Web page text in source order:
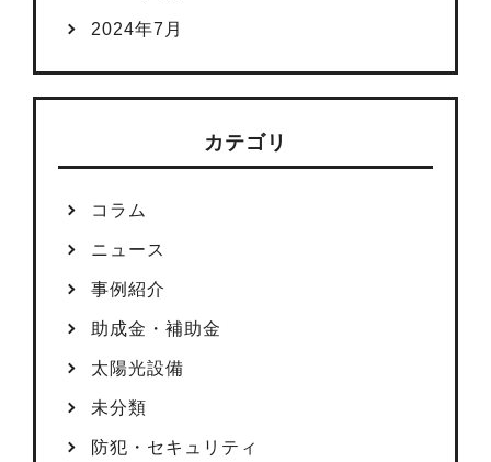
2024年7月
カテゴリ
コラム
ニュース
事例紹介
助成金・補助金
太陽光設備
未分類
防犯・セキュリティ